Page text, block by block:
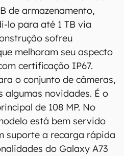
de armazenamento,
lo para até 1 TB via
sofreu
melhoram seu aspecto
certificação IP67.
o conjunto de câmeras,
algumas novidades. É o
de 108 MP. No
está bem servido
suporte a recarga rápida
do Galaxy A73
com o uso dessas
são fornecidas
garantia de
ou em relação
com o uso dessas